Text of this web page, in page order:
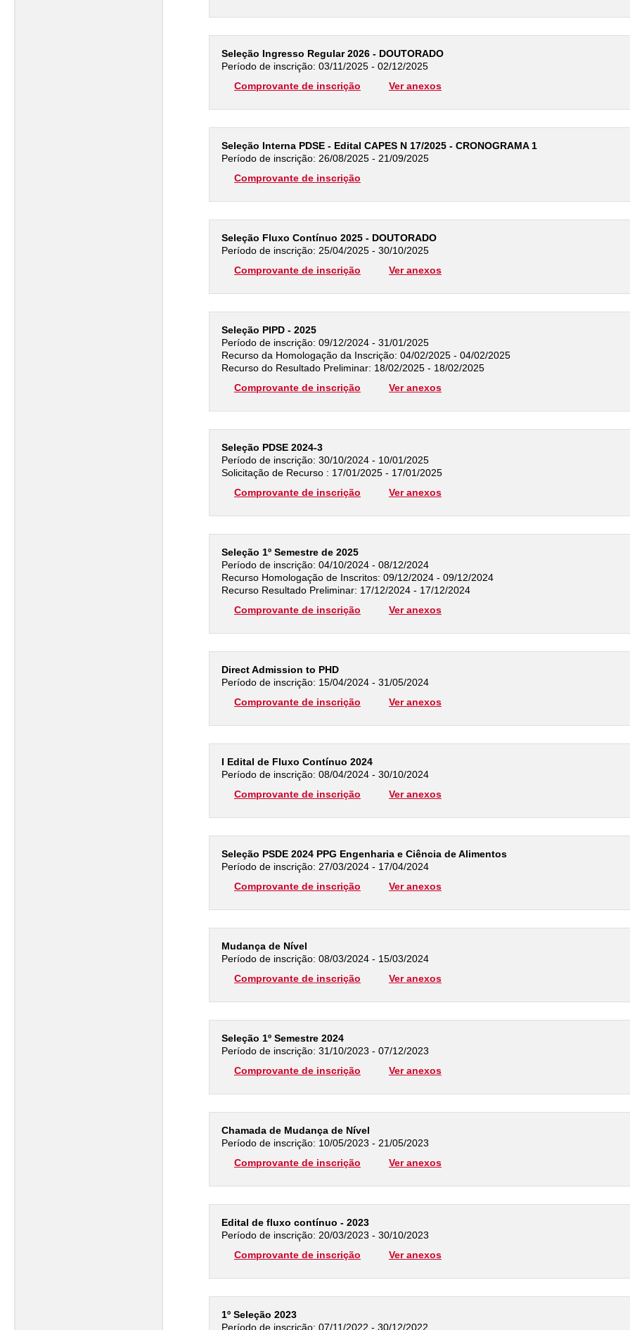
Seleção Ingresso Regular 2026 - DOUTORADO
Período de inscrição: 03/11/2025 - 02/12/2025
Comprovante de inscrição
Ver anexos
Seleção Interna PDSE - Edital CAPES N 17/2025 - CRONOGRAMA 1
Período de inscrição: 26/08/2025 - 21/09/2025
Comprovante de inscrição
Seleção Fluxo Contínuo 2025 - DOUTORADO
Período de inscrição: 25/04/2025 - 30/10/2025
Comprovante de inscrição
Ver anexos
Seleção PIPD - 2025
Período de inscrição: 09/12/2024 - 31/01/2025
Recurso da Homologação da Inscrição: 04/02/2025 - 04/02/2025
Recurso do Resultado Preliminar: 18/02/2025 - 18/02/2025
Comprovante de inscrição
Ver anexos
Seleção PDSE 2024-3
Período de inscrição: 30/10/2024 - 10/01/2025
Solicitação de Recurso : 17/01/2025 - 17/01/2025
Comprovante de inscrição
Ver anexos
Seleção 1º Semestre de 2025
Período de inscrição: 04/10/2024 - 08/12/2024
Recurso Homologação de Inscritos: 09/12/2024 - 09/12/2024
Recurso Resultado Preliminar: 17/12/2024 - 17/12/2024
Comprovante de inscrição
Ver anexos
Direct Admission to PHD
Período de inscrição: 15/04/2024 - 31/05/2024
Comprovante de inscrição
Ver anexos
I Edital de Fluxo Contínuo 2024
Período de inscrição: 08/04/2024 - 30/10/2024
Comprovante de inscrição
Ver anexos
Seleção PSDE 2024 PPG Engenharia e Ciência de Alimentos
Período de inscrição: 27/03/2024 - 17/04/2024
Comprovante de inscrição
Ver anexos
Mudança de Nível
Período de inscrição: 08/03/2024 - 15/03/2024
Comprovante de inscrição
Ver anexos
Seleção 1º Semestre 2024
Período de inscrição: 31/10/2023 - 07/12/2023
Comprovante de inscrição
Ver anexos
Chamada de Mudança de Nível
Período de inscrição: 10/05/2023 - 21/05/2023
Comprovante de inscrição
Ver anexos
Edital de fluxo contínuo - 2023
Período de inscrição: 20/03/2023 - 30/10/2023
Comprovante de inscrição
Ver anexos
1º Seleção 2023
Período de inscrição: 07/11/2022 - 30/12/2022